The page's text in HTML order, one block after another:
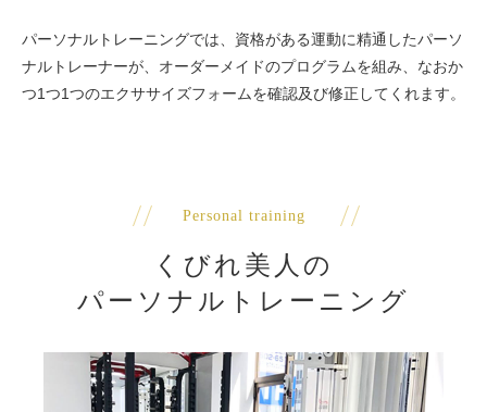
パーソナルトレーニングでは、資格がある運動に精通したパーソ
ナルトレーナーが、オーダーメイドのプログラムを組み、なおか
つ1つ1つのエクササイズフォームを確認及び修正してくれます。
Personal training
くびれ美人の
パーソナルトレーニング